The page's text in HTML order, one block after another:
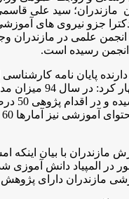
مازندران؛ سید علی قاسمی
دکترا جزو نیروی های
افزود: تا سال 92 تنها 3 انجمن علمی در
وی با بیان اینکه از 320 دارنده پایان نامه
حمایت شده است،
محور به
مازندران با بیان اینکه
در المپیاد دانش آموزی